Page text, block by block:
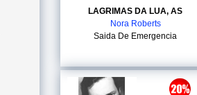
LAGRIMAS DA LUA, AS
Nora Roberts
Saida De Emergencia